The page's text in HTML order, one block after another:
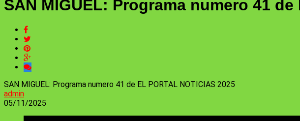
SAN MIGUEL: Programa numero 41 de
SAN MIGUEL: Programa numero 41 de EL PORTAL NOTICIAS 2025
admin
05/11/2025